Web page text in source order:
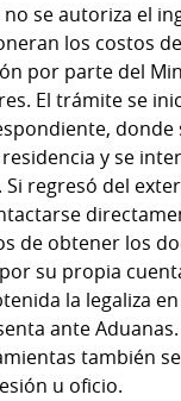
se autoriza el
los costos
por parte del
El trámite se
donde
y se
regresó del
de obtener los
su propia
la legaliza en
ante
también
u oficio.